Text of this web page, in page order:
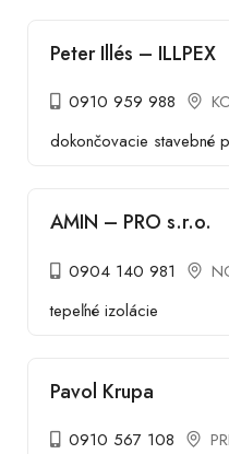
Peter Illés – ILLPEX
0910 959 988
dokončovacie stavebné
AMIN – PRO s.r.o.
0904 140 981
tepeľné izolácie
Pavol Krupa
0910 567 108